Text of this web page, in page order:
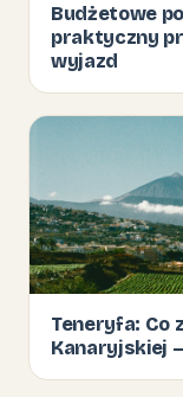
Budżetowe
praktyczny
wyjazd
Teneryfa: Co
Kanaryjskiej